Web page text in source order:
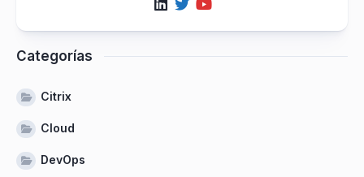
Categorías
Citrix
Cloud
DevOps